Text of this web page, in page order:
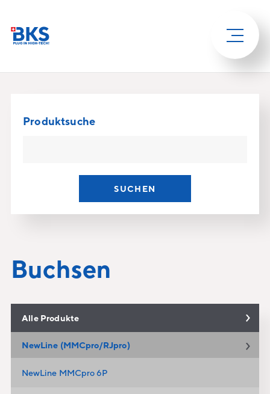
Produktsuche
SUCHEN
Buchsen
Alle Produkte
NewLine (MMCpro/RJpro)
NewLine MMCpro 6P